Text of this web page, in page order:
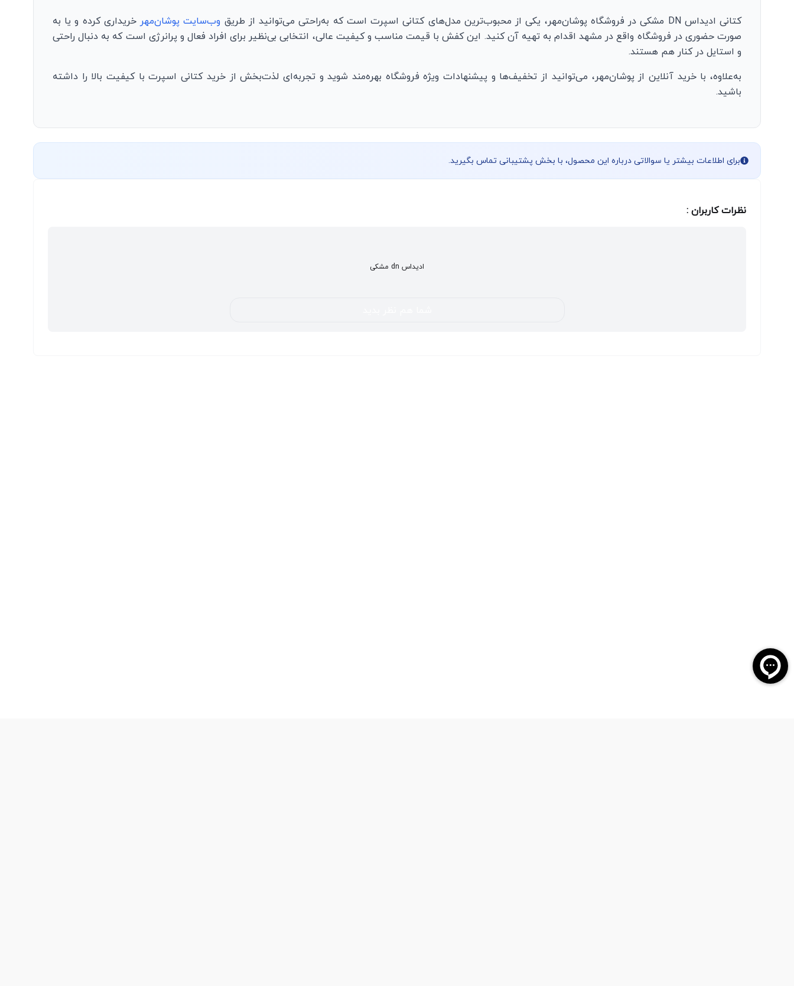
کتانی ادیداس DN مشکی در فروشگاه پوشان‌مهر، یکی از محبوب‌ترین مدل‌های کتانی اسپرت است که به‌راحتی می‌توانید از طریق وب‌سایت پوشان‌مهر خریداری کرده و یا به
صورت حضوری در فروشگاه واقع در مشهد اقدام به تهیه آن کنید. این کفش با قیمت مناسب و کیفیت عالی، انتخابی بی‌نظیر برای افراد فعال و پرانرژی است که به دنبال راحتی
و استایل در کنار هم هستند.
به‌علاوه، با خرید آنلاین از پوشان‌مهر، می‌توانید از تخفیف‌ها و پیشنهادات ویژه فروشگاه بهره‌مند شوید و تجربه‌ای لذت‌بخش از خرید کتانی اسپرت با کیفیت بالا را داشته
باشید.
برای اطلاعات بیشتر یا سوالاتی درباره این محصول، با بخش پشتیبانی تماس بگیرید.
نظرات کاربران :
ادیداس dn مشکی